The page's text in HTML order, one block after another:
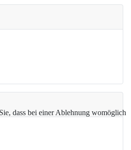
dass bei einer Ablehnung womöglich